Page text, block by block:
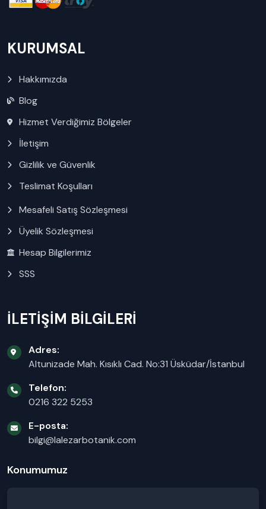
KURUMSAL
Hakkımızda
Blog
Hizmet Verdiğimiz Bölgeler
İletişim
Gizlilik ve Güvenlik
Teslimat Koşulları
Mesafeli Satış Sözleşmesi
Üyelik Sözleşmesi
Hesap Bilgilerimiz
SSS
İLETİŞİM BİLGİLERİ
Adres:
Altunizade Mah. Kısıklı Cad. No:31 Üsküdar/İstanbul
Telefon:
0216 322 5253
E-posta:
bilgi@lalezarbotanik.com
Konumumuz